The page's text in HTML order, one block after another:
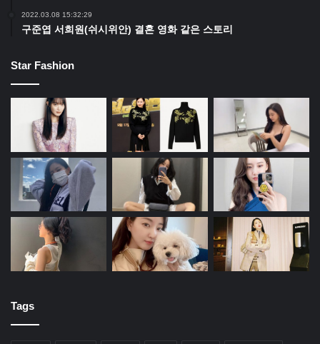
2022.03.08 15:32:29
구준엽 서희원(쉬시위안) 결혼 영화 같은 스토리
Star Fashion
Tags